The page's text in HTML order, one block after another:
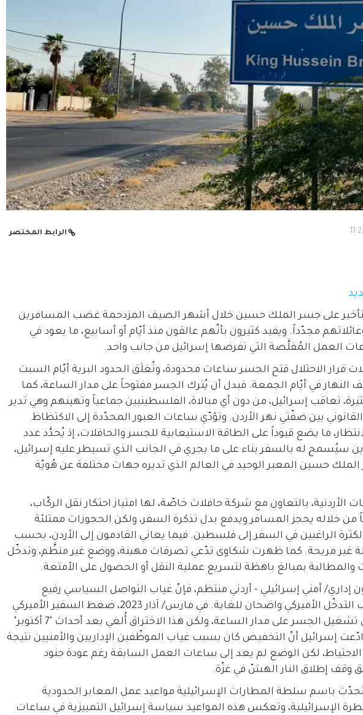
الرابط المختصر
والتأخير على جسر الملك حسين خلال أشهر الصيف المزدحمة غضب المسافرين
مجدّداً. ويفيد كثيرون بأنّهم عالقون منذ أيّام أو أسابيع، ما يعود في
العمل المُقلَّصة التي تفرضها إسرائيل من جانب واحد.
قرار الاحتلال فتح الجسر ساعات محدودة، وتُغلَق الحدود البرية أيّام السبت
في أيّام الجمعة. فبدل أن يُترك الجسر مفتوحاً على مدار الساعة، كما
تعاقب إسرائيل، من دون أي مبالاة، الفلسطينيين جماعياً وتهينهم وهي تدير
القانوني بين ضفّتي نهر الأردن. وتؤدّي ساعات العبور المحدّدة إلى الاكتظاظ
ما يضع قيوداً على الطاقة الاستيعابية للجسر والحافلات، إذ يُحدَّد عدد
سيُسمح له بالسفر بناء على ما يجري في الجانب الذي تسيطر عليه إسرائيل،
حسين المعبر الوحيد في العالم الذي تديره جهات مختلفة عن هُويّة
بالتعاون مع شركة حافلات خاصّة، لها امتياز احتكار نقل الركّاب،
من خلاله يحجز المسافر ويدفع بدل تذكرة السفر، ولكن الحجوزات ممتلئة
الراغبين في السفر إلى فلسطين. فيما يعاني القادمون إلى الأردن، بحسب
غير مريحة. كما ظهرت شكاوى تدّعي تصرفات مهينة، ووضع غير منظَّم، وتدخّل
والمطالبة بمبالغ باهظة لتسريع عملية النقل أو الحصول على الأمتعة.
إداري/ أمني إسرائيلي - أردني منتظم، فإنّ غياب التواصل السياسي رفيع
المستوى وغياب التدخّل الأميركي واضحان للغاية. في مارس/ آذار 2023، ضغط السفير الأميركي
السابق من أجل تشغيل الجسر على مدار الساعة، ولكن هذا الاختراق أُلغي بعد أحداث "7 أكتوبر"
ادّعت إسرائيل أنّ التخفيض كان بسبب غياب الموظّفين الإداريين والأمنيين نتيجة
لكن الوضع لم يعد إلى ساعات العمل السابقة رغم عودة جنود
وقف إطلاق النار الهشّ في غزّة.
باسم سلطة المطارات الإسرائيلية مواعيد عمل المعابر الحدودية
الإسرائيلية، وتعكس هذه المواعيد سياسة إسرائيل التمييزية في ساعات